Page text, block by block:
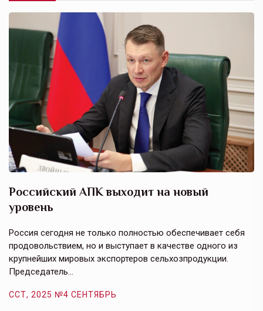
Российский АПК выходит на новый
уровень
Россия сегодня не только полностью обеспечивает себя
продовольствием, но и выступает в качестве одного из
крупнейших мировых экспортеров сельхозпродукции.
Председатель…
ССТ, 2025 №4 СЕНТЯБРЬ